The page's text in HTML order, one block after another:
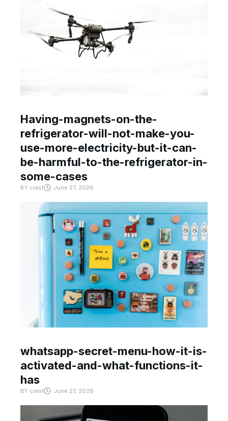
Having-magnets-on-the-
refrigerator-will-not-make-you-
use-more-electricity-but-it-can-
be-harmful-to-the-refrigerator-in-
some-cases
BY crast June 27, 2026
whatsapp-secret-menu-how-it-is-
activated-and-what-functions-it-
has
BY crast June 27, 2026